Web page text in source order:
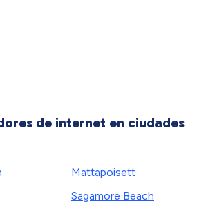
de internet en ciudades
Mattapoisett
Sagamore Beach